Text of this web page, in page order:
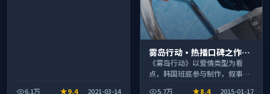
6.1万 9.4 2021-03-14
雾岛行动·热播口碑之作剧
情扎实演技在线
《雾岛行动》以爱情类型为看
点，韩国班底参与制作，叙事完
5.7万 8.4 2015-01-17